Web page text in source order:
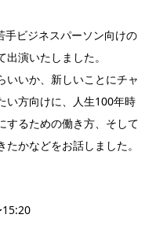
ビジネスパーソン向けの
演いたしました。
いいか、新しいことにチャ
い方向けに、人生100年時
するための働き方、そして
かなどをお話しました。
15:20